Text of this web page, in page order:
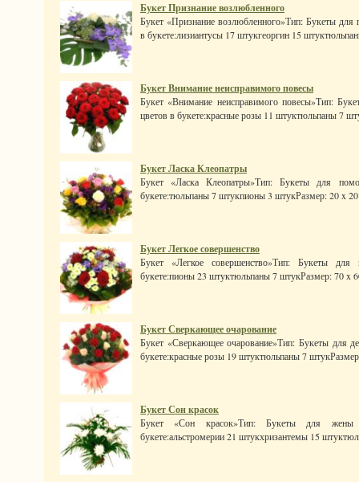
Букет Признание возлюбленного
Букет «Признание возлюбленного»Тип: Букеты для
в букете:лизиантусы 17 штукгеоргин 15
Букет Внимание неисправимого повесы
Букет «Внимание неисправимого повесы»Тип:
цветов в букете:красные розы 11 штуктюльпаны 7
Букет Ласка Клеопатры
Букет «Ласка Клеопатры»Тип: Букеты для
букете:тюльпаны 7 штукпионы 3 штукРазмер: 20 x
Букет Легкое совершенство
Букет «Легкое совершенство»Тип: Букеты
букете:пионы 23 штуктюльпаны 7 штукРазмер: 70 x
Букет Сверкающее очарование
Букет «Сверкающее очарование»Тип: Букеты для
букете:красные розы 19 штуктюльпаны 7
Букет Сон красок
Букет «Сон красок»Тип: Букеты для жены
букете:альстромерии 21 штукхризантемы 15